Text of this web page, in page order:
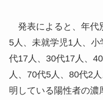
発表によると、年代
5人、未就学児1人、
代17人、30代17人、
人、70代5人、80代2
明している陽性者の濃